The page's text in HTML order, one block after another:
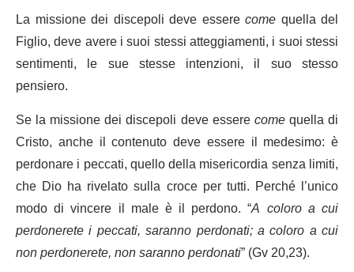
La missione dei discepoli deve esserecome quella del
Figlio, deve avere i suoi stessi atteggiamenti, i suoi stessi
sentimenti, le sue stesse intenzioni, il suo stesso
pensiero.
Se la missione dei discepoli deve esserecomequella di
Cristo, anche il contenuto deve essere il medesimo: è
perdonare i peccati, quello della misericordia senza limiti,
che Dio ha rivelato sulla croce per tutti. Perché l’unico
modo di vincere il male è il perdono. “A coloro a cui
perdonerete i peccati, saranno perdonati; a coloro a cui
non perdonerete, non saranno perdonati” (Gv 20,23).